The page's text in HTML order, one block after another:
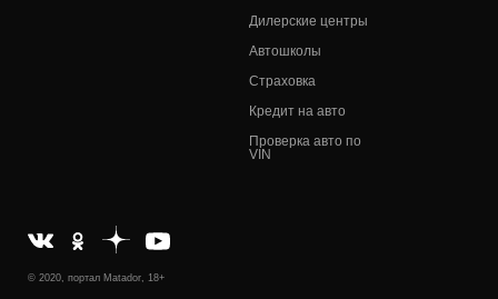
Дилерские центры
Автошколы
Страховка
Кредит на авто
Проверка авто по
VIN
© 2020, портал Matador, 18+